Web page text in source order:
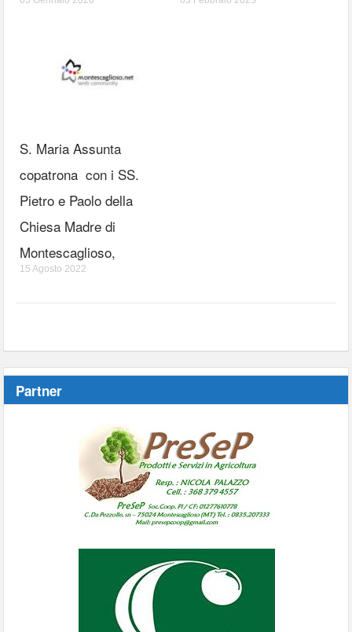
S. Maria Assunta
copatrona con i SS.
Pietro e Paolo della
Chiesa Madre di
Montescaglioso,
15 Agosto 2022
Partner